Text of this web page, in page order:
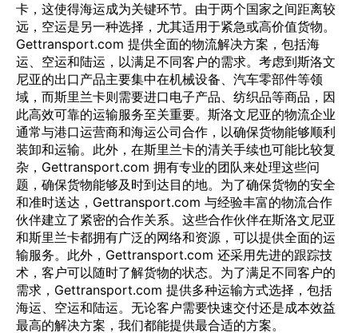
卡，这使得海运成为关键环节。由于两个国家之间距离较
远，空运是另一种选择，尤其适用于紧急或高价值货物。
Gettransport.com 提供全面的物流解决方案，包括海
运、空运和陆运，以满足不同客户的需求。考虑到斯洛文
尼亚的出口产品主要集中在机械设备、汽车零部件等领
域，而斯里兰卡则需要进口电子产品、纺织品等商品，因
此高效可靠的运输服务至关重要。斯洛文尼亚的物流企业
通常与港口运营商和海运公司合作，以确保货物能够顺利
装卸和运输。此外，在斯里兰卡的清关手续也可能比较复
杂，Gettransport.com 拥有专业的团队来处理这些问
题，确保货物能够及时到达目的地。为了确保货物的安全
和准时送达，Gettransport.com 与经验丰富的物流合作
伙伴建立了紧密的合作关系。这些合作伙伴在斯洛文尼亚
和斯里兰卡都拥有广泛的网络和资源，可以提供全面的运
输服务。此外，Gettransport.com 还采用先进的跟踪技
术，客户可以随时了解货物的状态。为了满足不同客户的
需求，Gettransport.com 提供多种运输方式选择，包括
海运、空运和陆运。无论客户需要快速交付还是成本效益
最高的解决方案，我们都能提供最合适的方案。